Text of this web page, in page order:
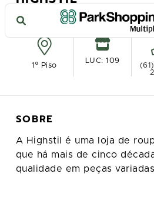
Ver no
1º Piso
LUC: 109
SOBRE
A Highstil é uma loja de
que há mais de cinco
qualidade em peças